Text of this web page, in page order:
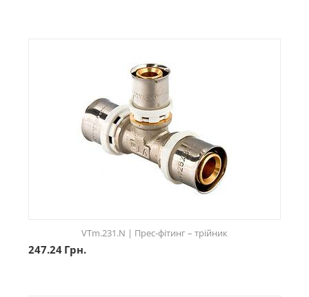
VTm.231.N | Прес-фітинг – трійник
247.24 Грн.